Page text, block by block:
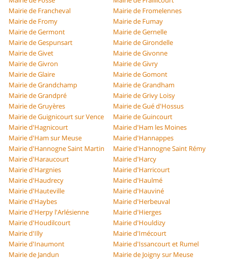
Mairie de Francheval
Mairie de Fromelennes
Mairie de Fromy
Mairie de Fumay
Mairie de Germont
Mairie de Gernelle
Mairie de Gespunsart
Mairie de Girondelle
Mairie de Givet
Mairie de Givonne
Mairie de Givron
Mairie de Givry
Mairie de Glaire
Mairie de Gomont
Mairie de Grandchamp
Mairie de Grandham
Mairie de Grandpré
Mairie de Grivy Loisy
Mairie de Gruyères
Mairie de Gué d'Hossus
Mairie de Guignicourt sur Vence
Mairie de Guincourt
Mairie d'Hagnicourt
Mairie d'Ham les Moines
Mairie d'Ham sur Meuse
Mairie d'Hannappes
Mairie d'Hannogne Saint Martin
Mairie d'Hannogne Saint Rémy
Mairie d'Haraucourt
Mairie d'Harcy
Mairie d'Hargnies
Mairie d'Harricourt
Mairie d'Haudrecy
Mairie d'Haulmé
Mairie d'Hauteville
Mairie d'Hauviné
Mairie d'Haybes
Mairie d'Herbeuval
Mairie d'Herpy l'Arlésienne
Mairie d'Hierges
Mairie d'Houdilcourt
Mairie d'Houldizy
Mairie d'Illy
Mairie d'Imécourt
Mairie d'Inaumont
Mairie d'Issancourt et Rumel
Mairie de Jandun
Mairie de Joigny sur Meuse